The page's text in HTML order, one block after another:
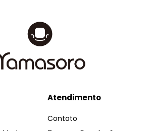
Atendimento
Contato